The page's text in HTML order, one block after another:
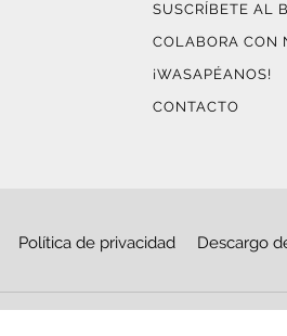
SUSCRÍBETE AL
COLABORA CON
¡WASAPÉANOS!
CONTACTO
Política de privacidad Descargo